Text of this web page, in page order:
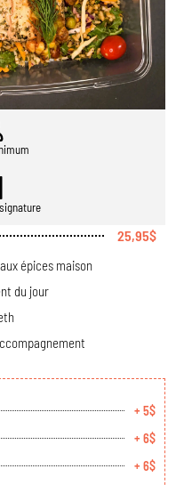
25,95$
épices maison
du jour
+ 5$
+ 6$
+ 6$